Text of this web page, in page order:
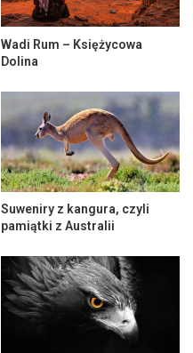
Wadi Rum – Księżycowa
Dolina
Suweniry z kangura, czyli
pamiątki z Australii